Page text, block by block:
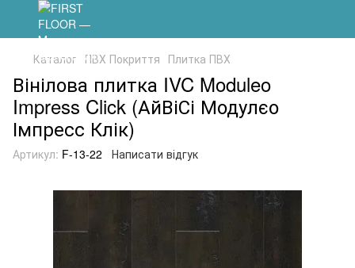
Каталог ПВХ Покриття Плитка ПВХ
Вінілова плитка IVC Moduleo
Impress Click (АйВіСі Модулєо
Імпресс Клік)
Артикул: F-13-22 Написати відгук